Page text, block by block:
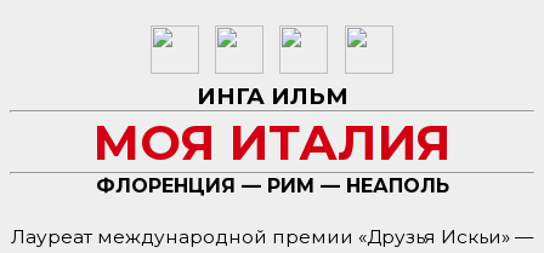
ИНГА ИЛЬМ
МОЯ ИТАЛИЯ
ФЛОРЕНЦИЯ — РИМ — НЕАПОЛЬ
Лауреат международной премии «Друзья Искьи» —